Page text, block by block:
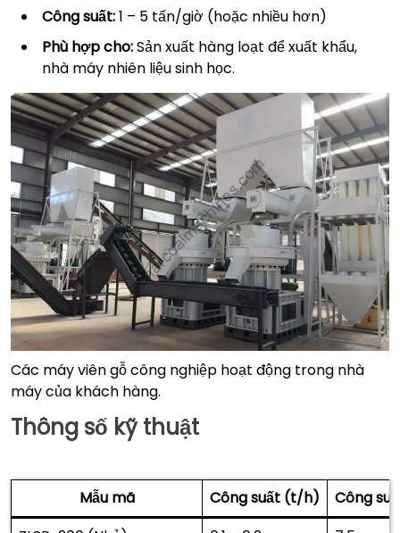
Công suất:1 – 5 tấn/giờ (hoặc nhiều hơn)
Phù hợp cho:Sản xuất hàng loạt để xuất khẩu,
nhà máy nhiên liệu sinh học.
Các máy viên gỗ công nghiệp hoạt động trong nhà
máy của khách hàng.
Thông số kỹ thuật
Mẫu mã Công suất (t/h)
Công